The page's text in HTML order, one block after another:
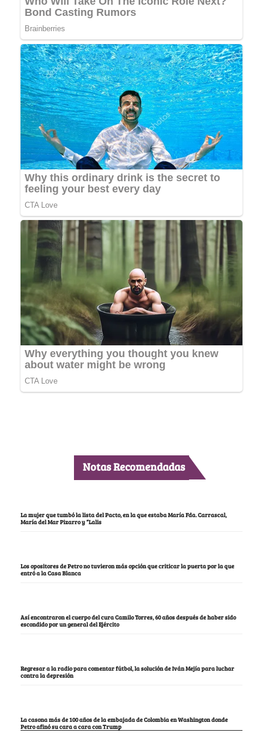
Notas Recomendadas
La mujer que tumbó la lista del Pacto, en la que estaba María Fda. Carrascal,
María del Mar Pizarro y “Lalis
Los opositores de Petro no tuvieron más opción que criticar la puerta por la que
entró a la Casa Blanca
Así encontraron el cuerpo del cura Camilo Torres, 60 años después de haber sido
escondido por un general del Ejército
Regresar a la radio para comentar fútbol, la solución de Iván Mejía para luchar
contra la depresión
La casona más de 100 años de la embajada de Colombia en Washington donde
Petro afinó su cara a cara con Trump